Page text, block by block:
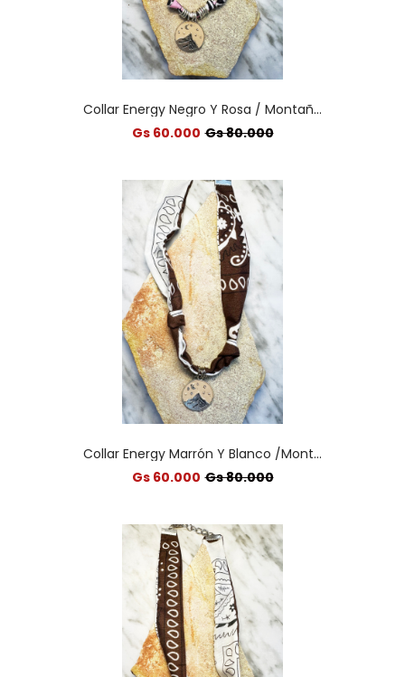
Collar Energy Negro Y Rosa / Montañ...
Gs 60.000 Gs 80.000
Collar Energy Marrón Y Blanco /Mont...
Gs 60.000 Gs 80.000